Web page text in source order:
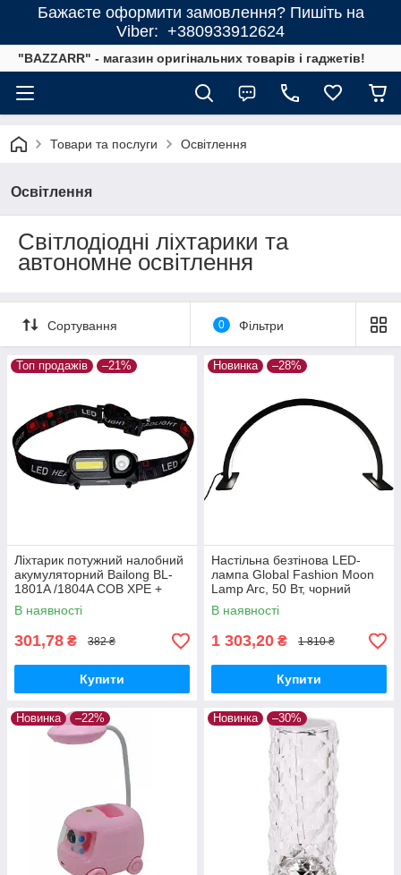
Бажаєте оформити замовлення? Пишіть на
Viber: +380933912624
"BAZZARR" - магазин оригінальних товарів і гаджетів!
Товари та послуги Освітлення
Освітлення
Світлодіодні ліхтарики та
автономне освітлення
Сортування 0 Фільтри
Топ продажів –21%
Ліхтарик потужний налобний
акумуляторний Bailong BL-
1801A /1804A COB XPE +
сенсор руху
В наявності
301,78 ₴ 382 ₴
Купити
Новинка –28%
Настільна безтінова LED-
лампа Global Fashion Moon
Lamp Arc, 50 Вт, чорний
В наявності
1 303,20 ₴ 1 810 ₴
Купити
Новинка –22% Новинка –30%